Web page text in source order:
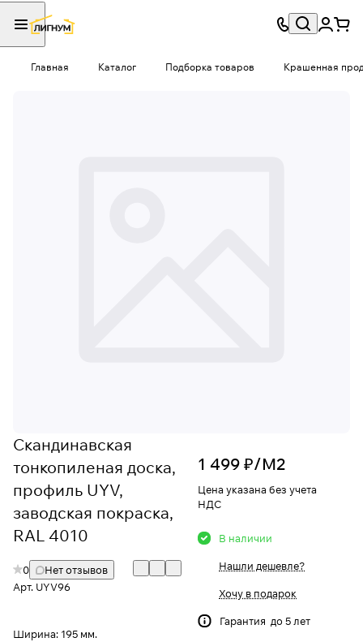
Главная Каталог Подборка товаров Крашенная
Скандинавская
тонкопиленая доска,
профиль UYV,
заводская покраска,
RAL 4010
0
Нет отзывов
Арт. UYV96
Ширина: 195 мм.
1 499 ₽/М2
Цена указана без учета
НДС
В наличии
Нашли дешевле?
Хочу в подарок
Гарантия до 5 лет